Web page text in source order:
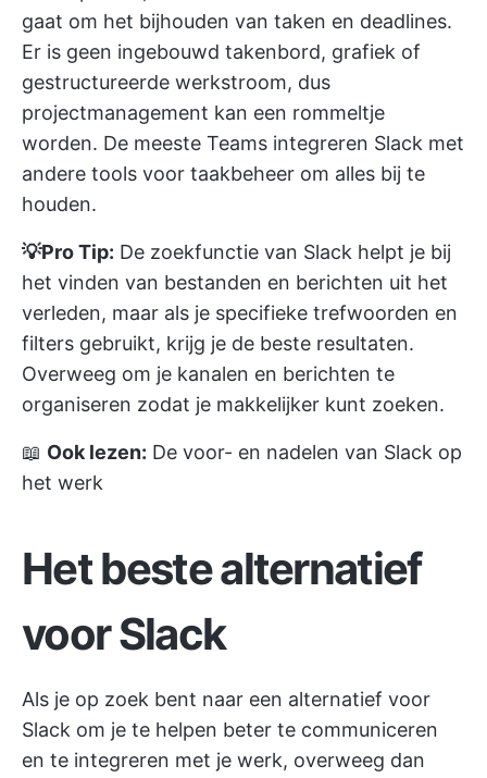
gaat om het bijhouden van taken en deadlines.
Er is geen ingebouwd takenbord, grafiek of
gestructureerde werkstroom, dus
projectmanagement kan een rommeltje
worden. De meeste Teams integreren Slack met
andere tools voor taakbeheer om alles bij te
houden.
💡Pro Tip: De zoekfunctie van Slack helpt je bij
het vinden van bestanden en berichten uit het
verleden, maar als je specifieke trefwoorden en
filters gebruikt, krijg je de beste resultaten.
Overweeg om je kanalen en berichten te
organiseren zodat je makkelijker kunt zoeken.
📖 Ook lezen: De voor- en nadelen van Slack op
het werk
Het beste alternatief
voor Slack
Als je op zoek bent naar een alternatief voor
Slack om je te helpen beter te communiceren
en te integreren met je werk, overweeg dan